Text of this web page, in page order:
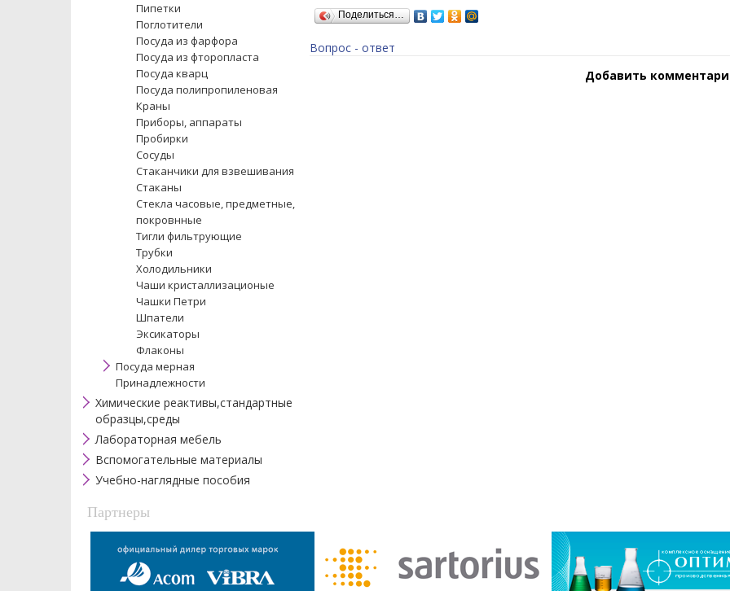
Пипетки
Поглотители
Посуда из фарфора
Посуда из фторопласта
Посуда кварц
Посуда полипропиленовая
Краны
Приборы, аппараты
Пробирки
Сосуды
Стаканчики для взвешивания
Стаканы
Стекла часовые, предметные,
покровнные
Тигли фильтрующие
Трубки
Холодильники
Чаши кристаллизационые
Чашки Петри
Шпатели
Эксикаторы
Флаконы
Посуда мерная
Принадлежности
Химические реактивы,стандартные
образцы,среды
Лабораторная мебель
Вспомогательные материалы
Учебно-наглядные пособия
Поделиться…
Вопрос - ответ
Добавить
Партнеры